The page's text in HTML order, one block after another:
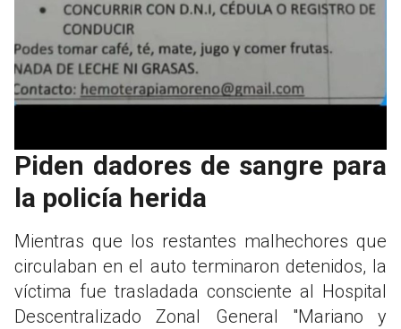
Piden dadores de sangre para
la policía herida
Mientras que los restantes malhechores que
circulaban en el auto terminaron detenidos, la
víctima fue trasladada consciente al Hospital
Descentralizado Zonal General "Mariano y